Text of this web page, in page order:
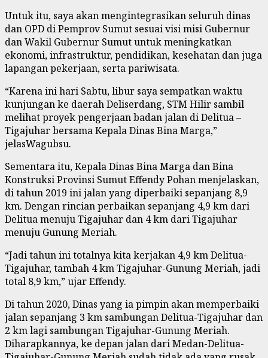
Untuk itu, saya akan mengintegrasikan seluruh dinas
dan OPD di Pemprov Sumut sesuai visi misi Gubernur
dan Wakil Gubernur Sumut untuk meningkatkan
ekonomi, infrastruktur, pendidikan, kesehatan dan juga
lapangan pekerjaan, serta pariwisata.
“Karena ini hari Sabtu, libur saya sempatkan waktu
kunjungan ke daerah Deliserdang, STM Hilir sambil
melihat proyek pengerjaan badan jalan di Delitua –
Tigajuhar bersama Kepala Dinas Bina Marga,”
jelasWagubsu.
Sementara itu, Kepala Dinas Bina Marga dan Bina
Konstruksi Provinsi Sumut Effendy Pohan menjelaskan,
di tahun 2019 ini jalan yang diperbaiki sepanjang 8,9
km. Dengan rincian perbaikan sepanjang 4,9 km dari
Delitua menuju Tigajuhar dan 4 km dari Tigajuhar
menuju Gunung Meriah.
“Jadi tahun ini totalnya kita kerjakan 4,9 km Delitua-
Tigajuhar, tambah 4 km Tigajuhar-Gunung Meriah, jadi
total 8,9 km,” ujar Effendy.
Di tahun 2020, Dinas yang ia pimpin akan memperbaiki
jalan sepanjang 3 km sambungan Delitua-Tigajuhar dan
2 km lagi sambungan Tigajuhar-Gunung Meriah.
Diharapkannya, ke depan jalan dari Medan-Delitua-